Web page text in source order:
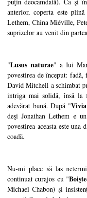
puţin deocamdată). Ca şi
anterior, coperta este
Lethem, China Miéville,
suprizelor au venit din
"Lusus naturae" a lui
povestirea de început:
David Mitchell a schimbat
intriga mai solidă, însă la
adevărat bună. După "
deşi Jonathan Lethem e
povestirea aceasta este
coadă.
Nu-mi place să las
continuat curajos cu "
Michael Chabon) şi